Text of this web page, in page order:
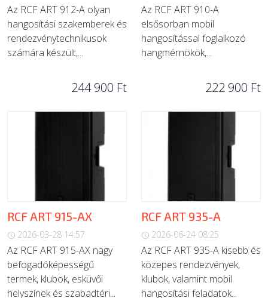
Az RCF ART 912-A olyan
hangosítási szakemberek és
rendezvénytechnikusok
számára készült,...
244 900 Ft
Az RCF ART 910-A
elsősorban mobil
hangosítással foglalkozó
hangmérnökök,...
222 900 Ft
RCF ART 915-AX
2026-03-28 14:57
Az RCF ART 915-AX nagy
befogadóképességű
termek, klubok, esküvői
helyszínek és szabadtéri...
RCF ART 935-A
2026-06-24 08:25
Az RCF ART 935-A kisebb és
közepes rendezvények,
klubok, valamint mobil
hangosítási feladatok...